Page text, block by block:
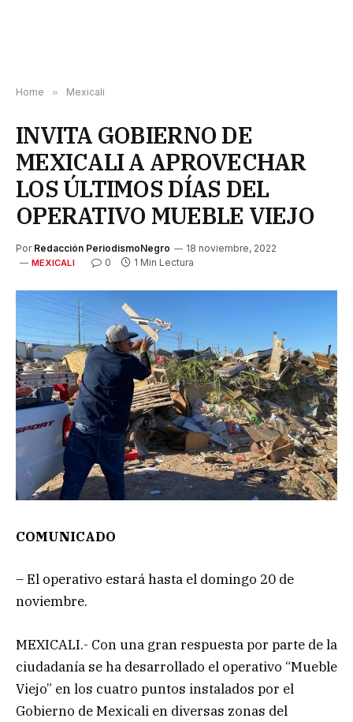
Home » Mexicali
INVITA GOBIERNO DE
MEXICALI A APROVECHAR
LOS ÚLTIMOS DÍAS DEL
OPERATIVO MUEBLE VIEJO
Por Redacción PeriodismoNegro 18 noviembre, 2022
MEXICALI 0 1 Min Lectura
COMUNICADO
– El operativo estará hasta el domingo 20 de
noviembre.
MEXICALI.- Con una gran respuesta por parte de la
ciudadanía se ha desarrollado el operativo “Mueble
Viejo” en los cuatro puntos instalados por el
Gobierno de Mexicali en diversas zonas del